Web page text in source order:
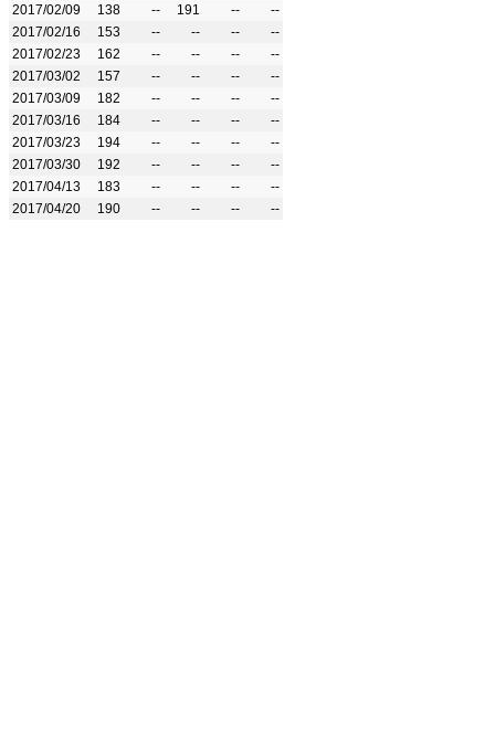
2017/02/09
138 -- 191 --
--
2017/02/16
153 -- -- --
--
2017/02/23
162 -- -- --
--
2017/03/02
157 -- -- --
--
2017/03/09
182 -- -- --
--
2017/03/16
184 -- -- --
--
2017/03/23
194 -- -- --
--
2017/03/30
192 -- -- --
--
2017/04/13
183 -- -- --
--
2017/04/20
190 -- -- -- --